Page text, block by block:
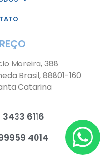
Moreira, 388
Brasil, 88801-160
Catarina
6116
4014